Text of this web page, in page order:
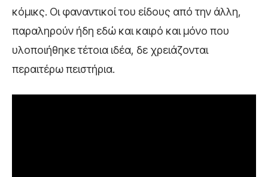
κόμικς. Οι φαναντικοί του είδους από την άλλη,
παραληρούν ήδη εδώ και καιρό και μόνο που
υλοποιήθηκε τέτοια ιδέα, δε χρειάζονται
περαιτέρω πειστήρια.